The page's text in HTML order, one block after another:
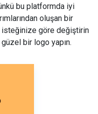
bu platformda iyi
oluşan bir
göre değiştirin
bir logo yapın.